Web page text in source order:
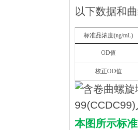
以下数据和
标准品浓度(ng/mL)
OD值
校正OD值
本图所示标